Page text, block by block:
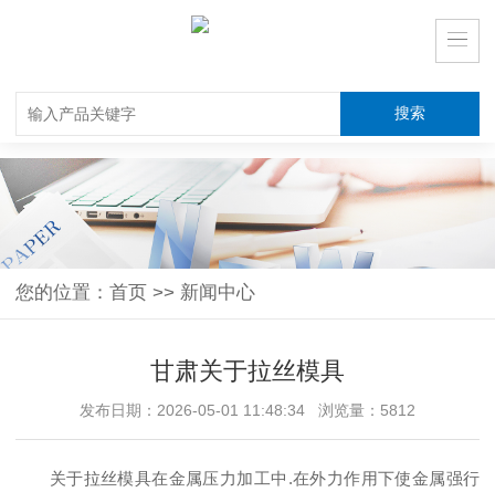
您的位置： 首页 >> 新闻中心
甘肃关于拉丝模具
发布日期：2026-05-01 11:48:34 浏览量：5812
关于拉丝模具在金属压力加工中.在外力作用下使金属强行